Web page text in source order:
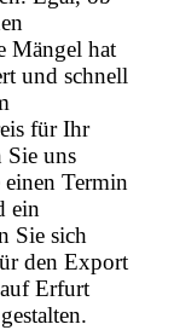
Mängel hat
und schnell
für Ihr
Sie uns
Termin
ein
Sie sich
den Export
Erfurt